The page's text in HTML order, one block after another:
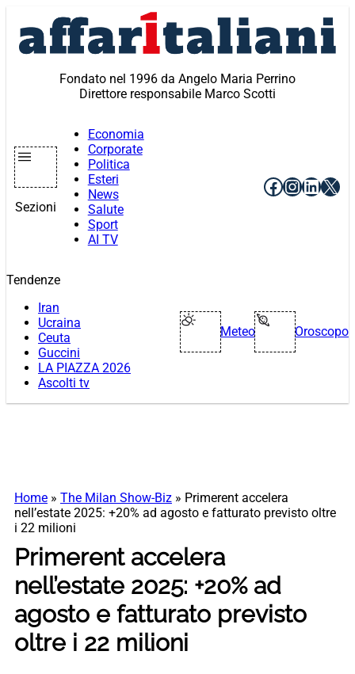
contenuto
Fondato nel 1996 da Angelo Maria Perrino
Direttore responsabile Marco Scotti
Sezioni
Economia
Corporate
Politica
Esteri
News
Salute
Sport
AI TV
Facebook
X
Tendenze
Iran
Ucraina
Ceuta
Guccini
LA PIAZZA 2026
Ascolti tv
Meteo Oroscopo
Home » The Milan Show-Biz » Primerent accelera
nell’estate 2025: +20% ad agosto e fatturato previsto oltre
i 22 milioni
Primerent accelera
nell’estate 2025: +20% ad
agosto e fatturato previsto
oltre i 22 milioni